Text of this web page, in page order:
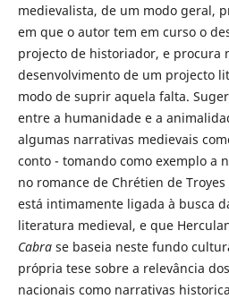
medievalista, de um modo geral,
em que o autor tem em curso o
projecto de historiador, e procura
desenvolvimento de um projecto
modo de suprir aquela falta.
entre a humanidade e a
algumas narrativas medievais
conto - tomando como exemplo a
no romance de Chrétien de Troyes
está intimamente ligada à busca
literatura medieval, e que
Cabra se baseia neste fundo
própria tese sobre a relevância
nacionais como narrativas